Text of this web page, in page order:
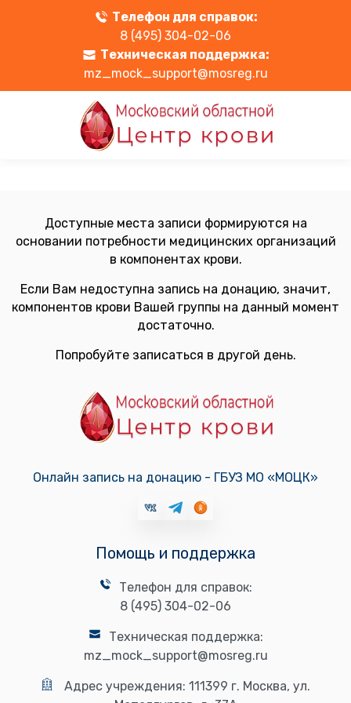
Телефон для справок:
8 (495) 304-02-06
Техническая поддержка:
mz_mock_support@mosreg.ru
Доступные места записи формируются на
основании потребности медицинских организаций
в компонентах крови.
Если Вам недоступна запись на донацию, значит,
компонентов крови Вашей группы на данный момент
достаточно.
Попробуйте записаться в другой день.
Онлайн запись на донацию - ГБУЗ МО «МОЦК»
Помощь и поддержка
Телефон для справок:
8 (495) 304-02-06
Техническая поддержка:
mz_mock_support@mosreg.ru
Адрес учреждения: 111399 г. Москва, ул.